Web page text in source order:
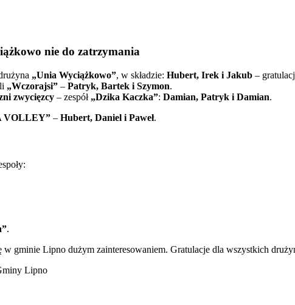
nie do zatrzymania
„Unia Wyciążkowo”, w składzie: Hubert, Irek i Jakub –
„Wczorajsi” – Patryk, Bartek i Szymon.
zwycięzcy – zespół „Dzika Kaczka”: Damian, Patryk i Damian.
VOLLEY” – Hubert, Daniel i Paweł.
.
w gminie Lipno dużym zainteresowaniem. Gratulacje dla wszystkich
Lipno